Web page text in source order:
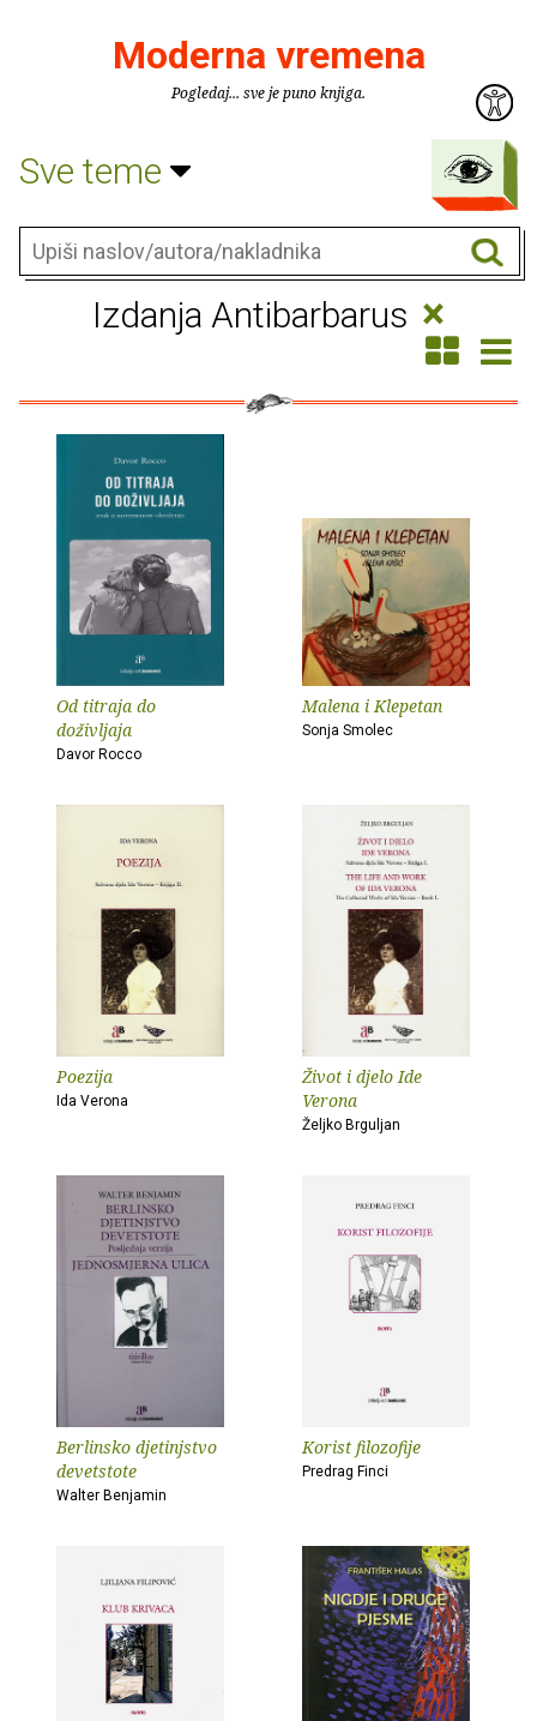
Moderna vremena
Pogledaj... sve je puno knjiga.
Sve teme
Izdanja Antibarbarus ×
Od titraja do
doživljaja
Davor Rocco
Malena i Klepetan
Sonja Smolec
Poezija
Ida Verona
Život i djelo Ide
Verona
Željko Brguljan
Berlinsko djetinjstvo
devetstote
Walter Benjamin
Korist filozofije
Predrag Finci